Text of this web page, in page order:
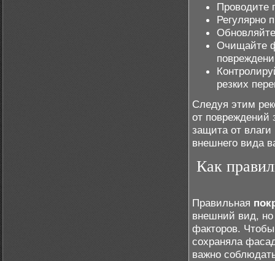
Проводите
Регулярно
Очищайте
резких
Следуя этим
от повреждений
защита от влаги
внешнего вида
Как
Правильная
внешний вид,
факторов.
сохраняла
важно